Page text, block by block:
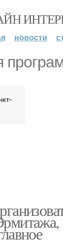
новости